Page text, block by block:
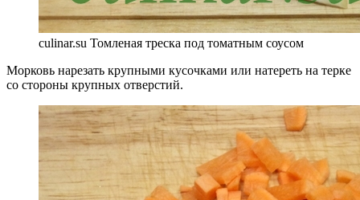
culinar.su Томленая треска под томатным соусом
Морковь нарезать крупными кусочками или натереть на терке
со стороны крупных отверстий.